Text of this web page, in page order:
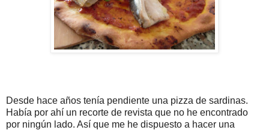
Desde hace años tenía pendiente una pizza de sardinas.
Había por ahí un recorte de revista que no he encontrado
por ningún lado. Así que me he dispuesto a hacer una